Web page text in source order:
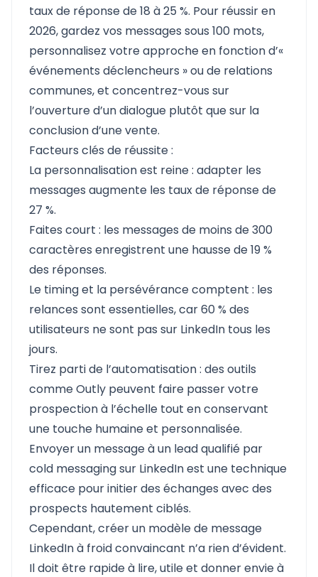
taux de réponse de 18 à 25 %. Pour réussir en
2026, gardez vos messages sous 100 mots,
personnalisez votre approche en fonction d’«
événements déclencheurs » ou de relations
communes, et concentrez-vous sur
l’ouverture d’un dialogue plutôt que sur la
conclusion d’une vente.
Facteurs clés de réussite :
La personnalisation est reine : adapter les
messages augmente les taux de réponse de
27 %.
Faites court : les messages de moins de 300
caractères enregistrent une hausse de 19 %
des réponses.
Le timing et la persévérance comptent : les
relances sont essentielles, car 60 % des
utilisateurs ne sont pas sur LinkedIn tous les
jours.
Tirez parti de l’automatisation : des outils
comme Outly peuvent faire passer votre
prospection à l’échelle tout en conservant
une touche humaine et personnalisée.
Envoyer un message à un lead qualifié par
cold messaging sur LinkedIn est une technique
efficace pour initier des échanges avec des
prospects hautement ciblés.
Cependant, créer un modèle de message
LinkedIn à froid convaincant n’a rien d’évident.
Il doit être rapide à lire, utile et donner envie à